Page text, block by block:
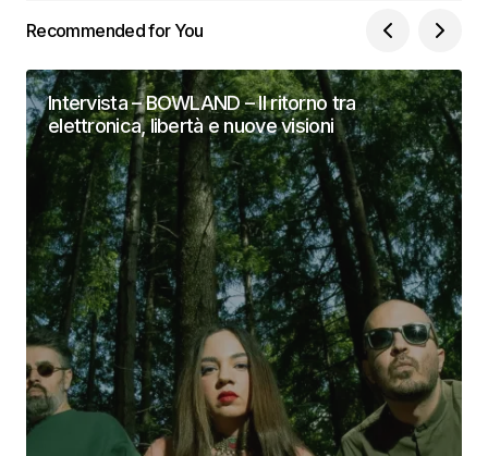
Recommended for You
Intervista – BOWLAND – Il ritorno tra
elettronica, libertà e nuove visioni